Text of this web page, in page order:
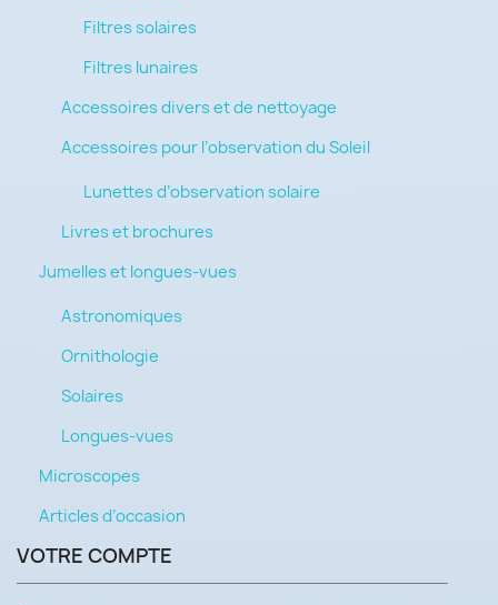
Filtres solaires
Filtres lunaires
Accessoires divers et de nettoyage
Accessoires pour l’observation du Soleil
Lunettes d’observation solaire
Livres et brochures
Jumelles et longues-vues
Astronomiques
Ornithologie
Solaires
Longues-vues
Microscopes
Articles d’occasion
VOTRE COMPTE